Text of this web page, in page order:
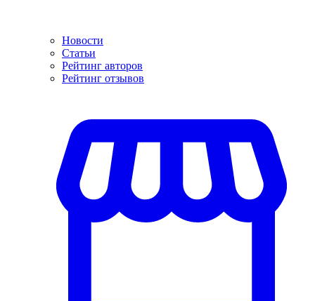
Новости
Статьи
Рейтинг авторов
Рейтинг отзывов